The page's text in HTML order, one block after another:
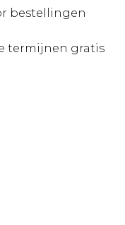
bestellingen
termijnen gratis